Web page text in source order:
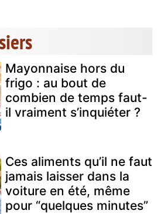
Mayonnaise hors du
frigo : au bout de
combien de temps faut-
il vraiment s’inquiéter ?
Ces aliments qu’il ne faut
jamais laisser dans la
voiture en été, même
pour “quelques minutes”